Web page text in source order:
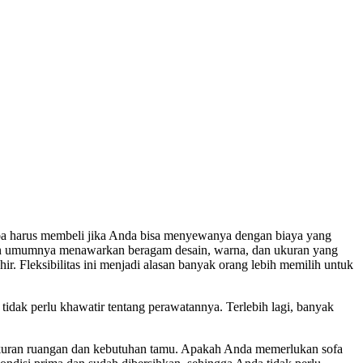
harus membeli jika Anda bisa menyewanya dengan biaya yang
menawarkan beragam desain, warna, dan ukuran yang
Fleksibilitas ini menjadi alasan banyak orang lebih memilih untuk
perlu khawatir tentang perawatannya. Terlebih lagi, banyak
ruangan dan kebutuhan tamu. Apakah Anda memerlukan sofa